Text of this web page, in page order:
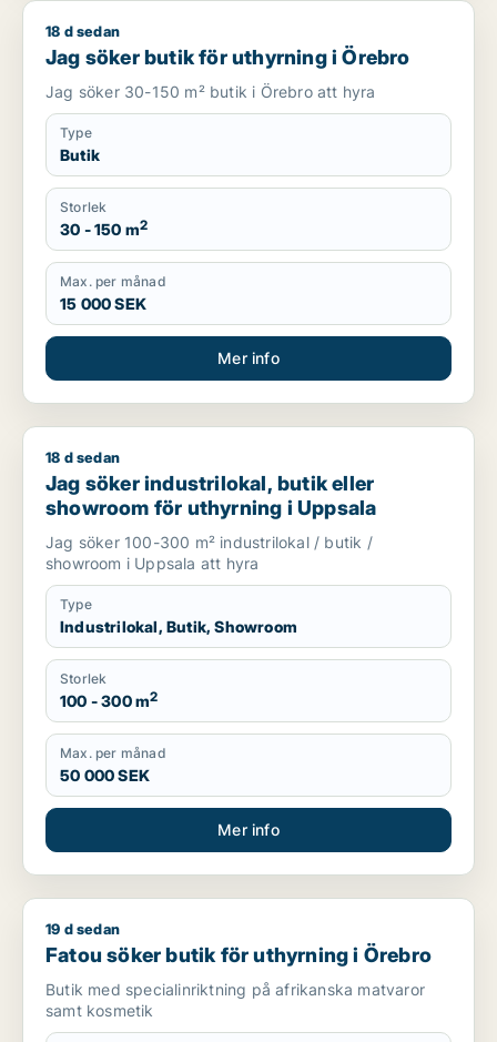
Jag söker butik för uthyrning i Örebro
18 d sedan
Jag söker butik för uthyrning i Örebro
Jag söker 30-150 m² butik i Örebro att hyra
Type
Butik
Storlek
30 - 150 m2
Max. per månad
15 000 SEK
Mer info
Jag söker industrilokal, butik eller showroom för uthyrning i
18 d sedan
Jag söker industrilokal, butik eller
showroom för uthyrning i Uppsala
Jag söker 100-300 m² industrilokal / butik /
showroom i Uppsala att hyra
Type
Industrilokal, Butik, Showroom
Storlek
100 - 300 m2
Max. per månad
50 000 SEK
Mer info
Fatou söker butik för uthyrning i Örebro
19 d sedan
Fatou söker butik för uthyrning i Örebro
Butik med specialinriktning på afrikanska matvaror
samt kosmetik